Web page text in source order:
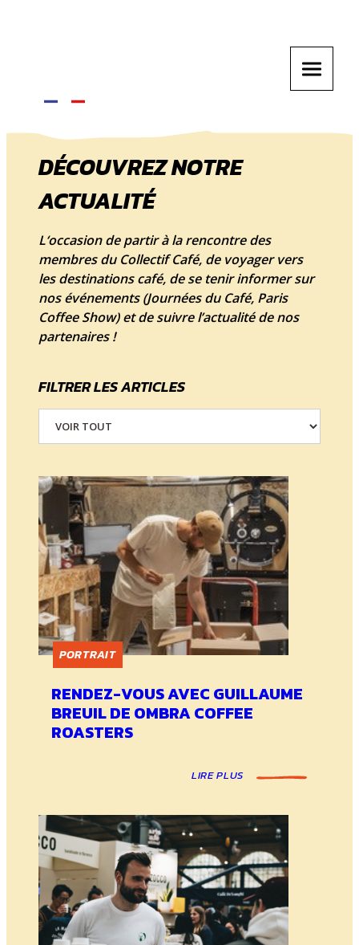
DÉCOUVREZ NOTRE
ACTUALITÉ
L‘occasion de partir à la rencontre des
membres du Collectif Café, de voyager vers
les destinations café, de se tenir informer sur
nos événements (Journées du Café, Paris
Coffee Show) et de suivre l’actualité de nos
partenaires !
FILTRER LES ARTICLES
PORTRAIT
RENDEZ-VOUS AVEC GUILLAUME
BREUIL DE OMBRA COFFEE
ROASTERS
LIRE PLUS